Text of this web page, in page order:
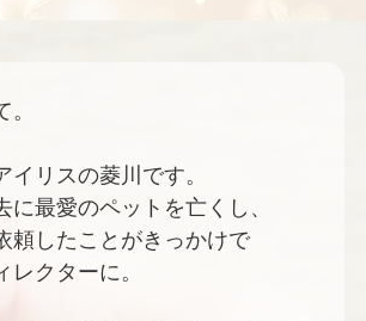
イリスの菱川です。
に最愛のペットを亡くし、
頼したことがきっかけで
レクターに。